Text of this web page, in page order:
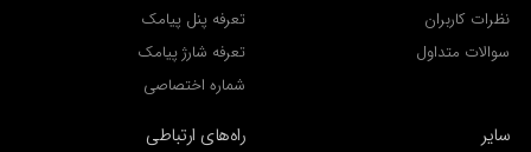
نظرات کاربران
سوالات متداول
تعرفه پنل پیامک
تعرفه شارژ پیامک
شماره اختصاصی
سایر راه‌های ارتباطی